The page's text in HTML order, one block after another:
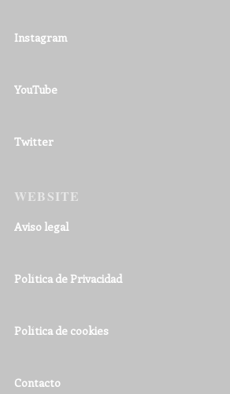
Instagram
YouTube
Twitter
WEBSITE
Aviso legal
Política de Privacidad
Política de cookies
Contacto